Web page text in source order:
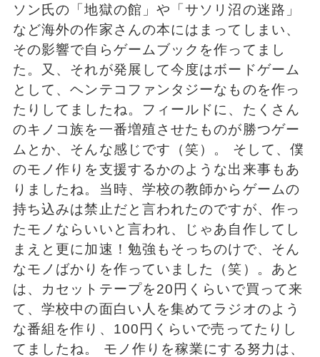
ソン氏の「地獄の館」や「サソリ沼の迷路」
など海外の作家さんの本にはまってしまい、
その影響で自らゲームブックを作ってまし
た。又、それが発展して今度はボードゲーム
として、ヘンテコファンタジーなものを作っ
たりしてましたね。フィールドに、たくさん
のキノコ族を一番増殖させたものが勝つゲー
ムとか、そんな感じです（笑）。 そして、僕
のモノ作りを支援するかのような出来事もあ
りましたね。当時、学校の教師からゲームの
持ち込みは禁止だと言われたのですが、作っ
たモノならいいと言われ、じゃあ自作してし
まえと更に加速！勉強もそっちのけで、そん
なモノばかりを作っていました（笑）。あと
は、カセットテープを20円くらいで買って来
て、学校中の面白い人を集めてラジオのよう
な番組を作り、100円くらいで売ってたりし
てましたね。 モノ作りを稼業にする努力は、